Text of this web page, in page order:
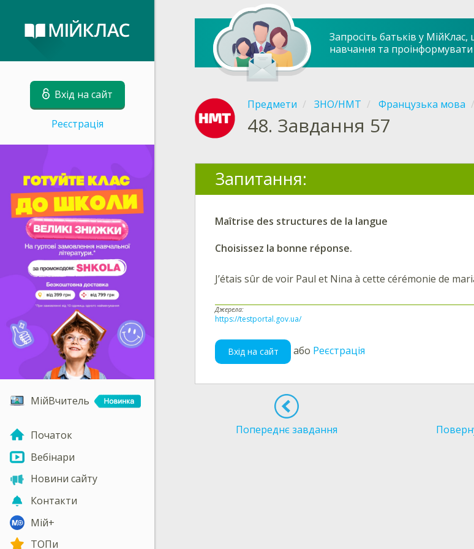
Вхід на сайт
Реєстрація
МійВчитель
Початок
Вебінари
Новини сайту
Контакти
Мій+
ТОПи
Запросіть батьків у
навчання та проінформувати
Предмети ЗНО/НМТ Французька мова
48. Завдання 57
Запитання:
Maîtrise des structures de la langue
Choisissez la bonne réponse.
J’étais sûr de voir Paul et Nina à cette cérémonie de
Джерела:
https://testportal.gov.ua/
Вхід на сайт або Реєстрація
Попереднє завдання